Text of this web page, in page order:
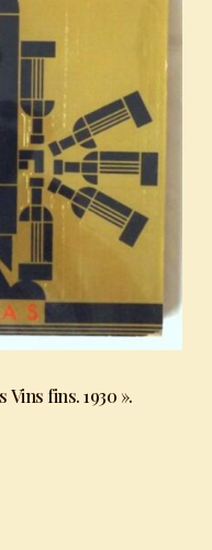
Vins fins. 1930 ».